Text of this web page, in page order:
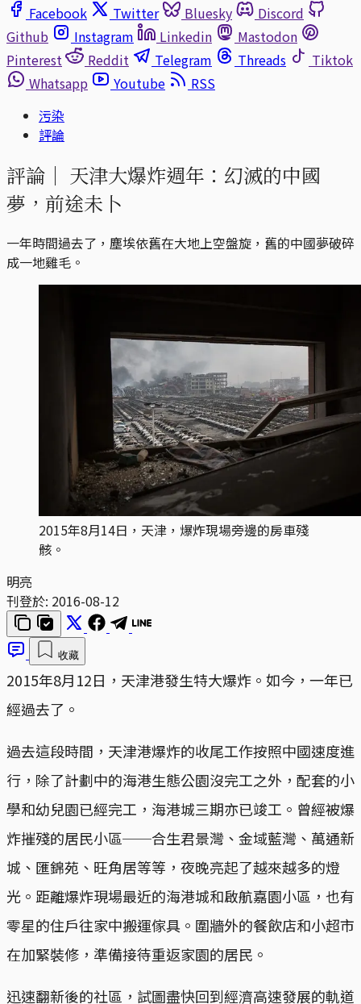
Facebook
Twitter Bluesky
Discord
Github
Instagram Linkedin
Mastodon
Pinterest
Reddit Telegram Threads
Tiktok
Whatsapp
Youtube
RSS
污染
評論
評論｜ 天津大爆炸週年：幻滅的中國
夢，前途未卜
一年時間過去了，塵埃依舊在大地上空盤旋，舊的中國夢破碎
成一地雞毛。
2015年8月14日，天津，爆炸現場旁邊的房車殘
骸。
明亮
刊登於: 2016-08-12
收藏
2015年8月12日，天津港發生特大爆炸。如今，一年已
經過去了。
過去這段時間，天津港爆炸的收尾工作按照中國速度進
行，除了計劃中的海港生態公園沒完工之外，配套的小
學和幼兒園已經完工，海港城三期亦已竣工。曾經被爆
炸摧殘的居民小區──合生君景灣、金域藍灣、萬通新
城、匯錦苑、旺角居等等，夜晚亮起了越來越多的燈
光。距離爆炸現場最近的海港城和啟航嘉園小區，也有
零星的住戶往家中搬運傢具。圍牆外的餐飲店和小超市
在加緊裝修，準備接待重返家園的居民。
迅速翻新後的社區，試圖盡快回到經濟高速發展的軌道